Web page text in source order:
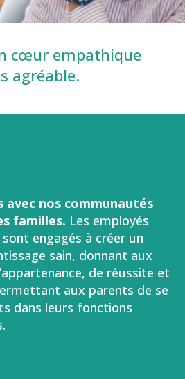
cœur empathique
agréable.
avec nos communautés
familles. Les employés
engagés à créer un
sain, donnant aux
de réussite et
aux parents de se
dans leurs fonctions